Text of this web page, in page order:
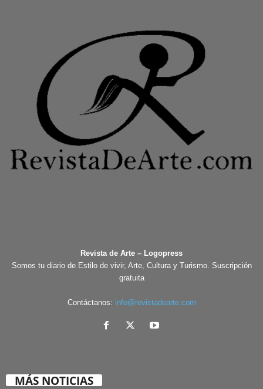
Revista de Arte – Logopress
Somos tu diario de Estilo de vivir, Arte, Cultura y Turismo. Suscripción
gratuita
Contáctanos: info@revistadearte.com
MÁS NOTICIAS